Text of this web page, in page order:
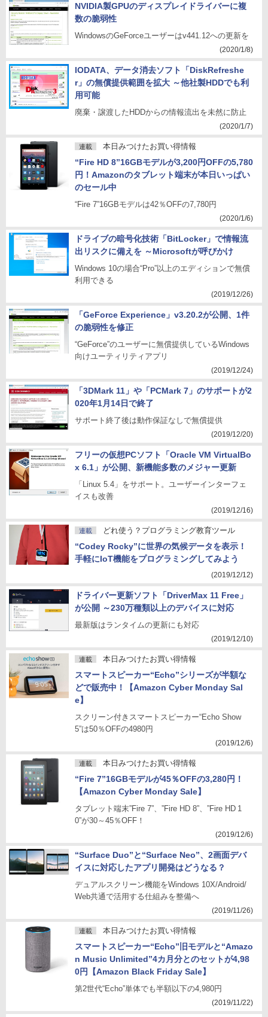
NVIDIA製GPUのディスプレイドライバーに複
数の脆弱性
WindowsのGeForceユーザーはv441.12への更新を
(2020/1/8)
IODATA、データ消去ソフト「DiskRefreshe
r」の無償提供範囲を拡大 ～他社製HDDでも利
用可能
廃棄・譲渡したHDDからの情報流出を未然に防止
(2020/1/7)
連載 本日みつけたお買い得情報
“Fire HD 8”16GBモデルが3,200円OFFの5,780
円！Amazonのタブレット端末が本日いっぱい
のセール中
“Fire 7”16GBモデルは42％OFFの7,780円
(2020/1/6)
ドライブの暗号化技術「BitLocker」で情報流
出リスクに備えを ～Microsoftが呼びかけ
Windows 10の場合“Pro”以上のエディションで無償
利用できる
(2019/12/26)
「GeForce Experience」v3.20.2が公開、1件
の脆弱性を修正
“GeForce”のユーザーに無償提供しているWindows
向けユーティリティアプリ
(2019/12/24)
「3DMark 11」や「PCMark 7」のサポートが2
020年1月14日で終了
サポート終了後は動作保証なしで無償提供
(2019/12/20)
フリーの仮想PCソフト「Oracle VM VirtualBo
x 6.1」が公開、新機能多数のメジャー更新
「Linux 5.4」をサポート。ユーザーインターフェ
イスも改善
(2019/12/16)
連載 どれ使う？プログラミング教育ツール
“Codey Rocky”に世界の気候データを表示！
手軽にIoT機能をプログラミングしてみよう
(2019/12/12)
ドライバー更新ソフト「DriverMax 11 Free」
が公開 ～230万種類以上のデバイスに対応
最新版はランタイムの更新にも対応
(2019/12/10)
連載 本日みつけたお買い得情報
スマートスピーカー“Echo”シリーズが半額な
どで販売中！【Amazon Cyber Monday Sal
e】
スクリーン付きスマートスピーカー“Echo Show
5”は50％OFFの4980円
(2019/12/6)
連載 本日みつけたお買い得情報
“Fire 7”16GBモデルが45％OFFの3,280円！
【Amazon Cyber Monday Sale】
タブレット端末”Fire 7”、”Fire HD 8”、”Fire HD 1
0”が30～45％OFF！
(2019/12/6)
“Surface Duo”と“Surface Neo”、2画面デバ
イスに対応したアプリ開発はどうなる？
デュアルスクリーン機能をWindows 10X/Android/
Web共通で活用する仕組みを整備へ
(2019/11/26)
連載 本日みつけたお買い得情報
スマートスピーカー“Echo”旧モデルと“Amazo
n Music Unlimited”4カ月分とのセットが4,98
0円【Amazon Black Friday Sale】
第2世代“Echo”単体でも半額以下の4,980円
(2019/11/22)